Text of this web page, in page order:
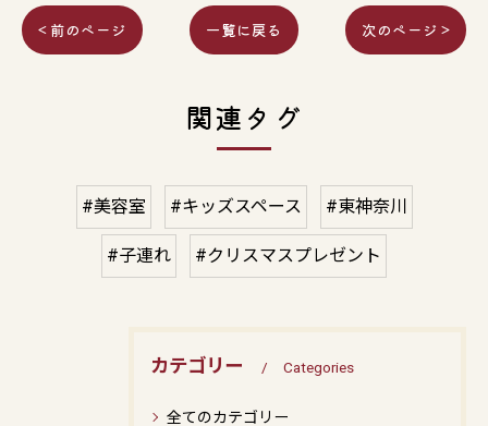
< 前のページ 一覧に戻る 次のページ >
関連タグ
#美容室 #キッズスペース #東神奈川
#子連れ #クリスマスプレゼント
カテゴリー Categories
全てのカテゴリー